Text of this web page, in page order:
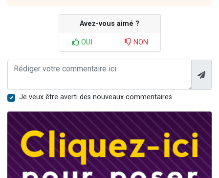
Avez-vous aimé ?
OUI NON
Je veux être averti des nouveaux commentaires